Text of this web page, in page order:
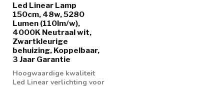
Led Linear Lamp
150cm, 48w, 5280
Lumen (110lm/w),
4000K Neutraal wit,
Zwartkleurige
behuizing, Koppelbaar,
3 Jaar Garantie
Hoogwaardige kwaliteit
Led Linear verlichting voor